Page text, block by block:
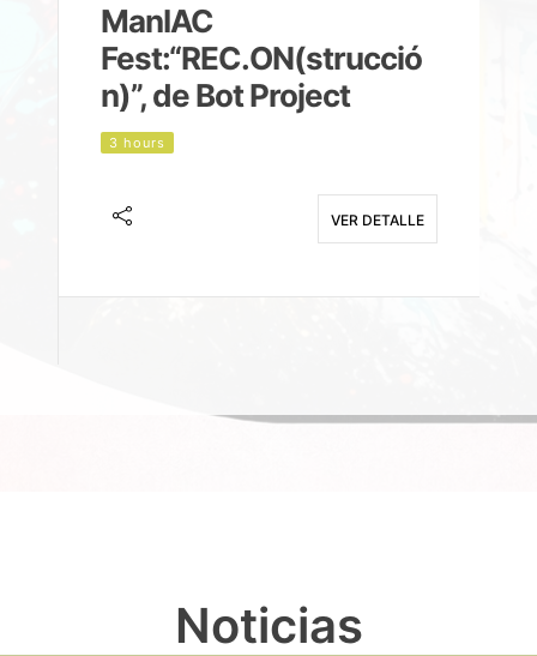
ManIAC
Fest:“REC.ON(strucció
n)”, de Bot Project
3 hours
VER DETALLE
Noticias